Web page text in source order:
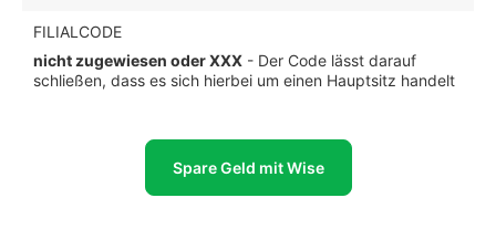
FILIALCODE
nicht zugewiesen oder XXX - Der Code lässt darauf
schließen, dass es sich hierbei um einen Hauptsitz handelt
Spare Geld mit Wise